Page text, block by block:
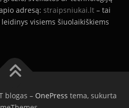
adresą: straipsniukai.lt – tai
visiems šiuolaikiškiems
blogas – OnePress tema, sukurta